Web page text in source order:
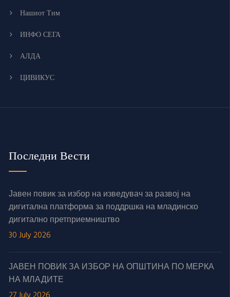
Нашиот Тим
ИНФО СЕГА
АЛДА
ЦИВИКУС
Последни Вести
Јавен повик за избор на изведувач за развој на
дигитална платформа за поддршка на младинско
дигитално претприемништво
30 July 2026
ЈАВЕН ПОВИК ЗА ИЗБОР НА ОПШТИНА ПО МЕРКА
НА МЛАДИТЕ